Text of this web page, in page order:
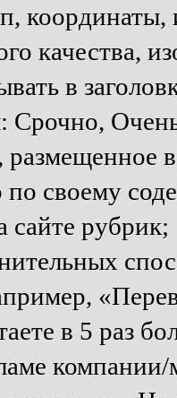
координаты,
качества,
в
Срочно,
по своему
рубрик;
в 5 раз